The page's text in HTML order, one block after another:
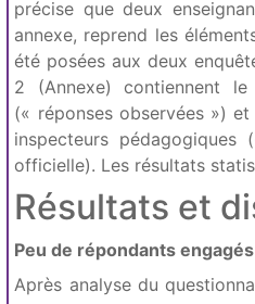
précise que deux
annexe, reprend les
été posées aux deux
2 (Annexe) contiennent
(« réponses observées »)
inspecteurs pédagogiques
officielle). Les résultats
Résultats et
Peu de répondants
Après analyse du